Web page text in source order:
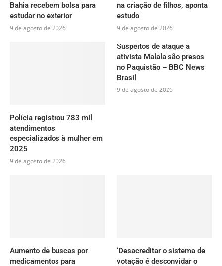
Bahia recebem bolsa para
estudar no exterior
9 de agosto de 2026
na criação de filhos, aponta
estudo
9 de agosto de 2026
Polícia registrou 783 mil
atendimentos
especializados à mulher em
2025
9 de agosto de 2026
Suspeitos de ataque à
ativista Malala são presos
no Paquistão – BBC News
Brasil
9 de agosto de 2026
Aumento de buscas por
medicamentos para
‘Desacreditar o sistema de
votação é desconvidar o